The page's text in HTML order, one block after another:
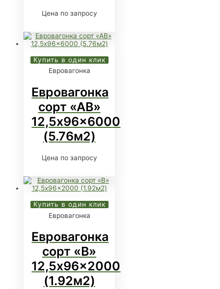
Цена по запросу
Купить в один клик
Евровагонка
Евровагонка
сорт «АВ»
12,5x96x6000
(5.76м2)
Цена по запросу
Купить в один клик
Евровагонка
Евровагонка
сорт «В»
12,5x96x2000
(1.92м2)